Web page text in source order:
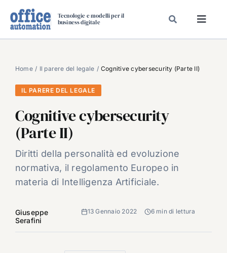
Tecnologie e modelli per il
business digitale
SPECIAL PAPER
TAVOLE ROTONDE DI REDAZIONE
CARRIERE
VIDEO
EVENTI
CHI SIAMO
Home Il parere del legale Cognitive cybersecurity (Parte II)
IL PARERE DEL LEGALE
Cognitive cybersecurity
(Parte II)
Diritti della personalità ed evoluzione
normativa, il regolamento Europeo in
materia di Intelligenza Artificiale.
Giuseppe
Serafini
13 Gennaio 2022 6 min di lettura